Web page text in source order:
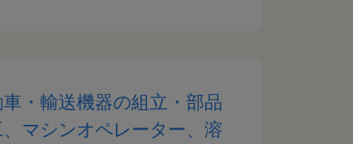
車・輸送機器の組立・部品
マシンオペレーター、溶